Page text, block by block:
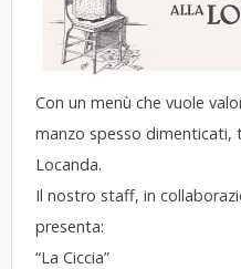
Con un menù che vuole
manzo spesso dimenticati,
Locanda.
Il nostro staff, in
presenta:
“La Ciccia”